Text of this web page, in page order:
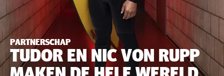
PARTNERSCHAP
TUDOR EN NIC VON RUPP